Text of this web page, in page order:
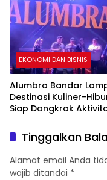
EKONOMI DAN BISNIS
Alumbra Bandar
Destinasi Kuliner-
Siap Dongkrak
Tinggalkan
Alamat email Anda
wajib ditandai *